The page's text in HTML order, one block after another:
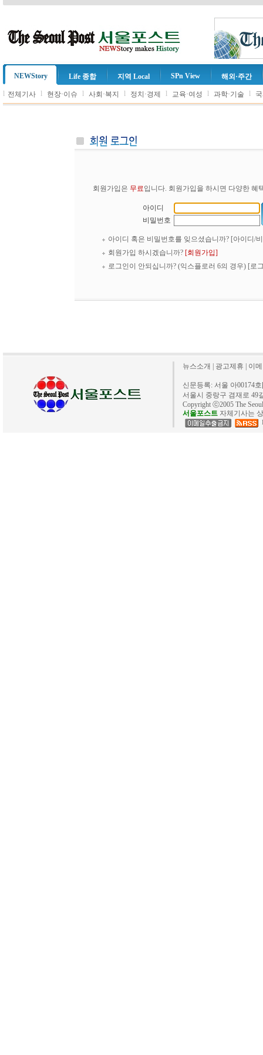
NEWStory Life 종합 지역 Local SPn View 해외·주간
l 전체기사 l 현장·이슈 l 사회·복지 l 정치·경제 l 교육·여성 l 과학·기술 l
회원가입은 무료입니다. 회원가입을 하시면 다양한 혜
아이디
비밀번호
아이디 혹은 비밀번호를 잊으셨습니까? [아이디/
회원가입 하시겠습니까? [회원가입]
로그인이 안되십니까? (익스플로러 6의 경우) [로
뉴스소개 광고제휴 이
신문등록: 서울 아00174
서울시 중랑구 겸재로 49
Copyright ⓒ2005 The
서울포스트 자체기사는